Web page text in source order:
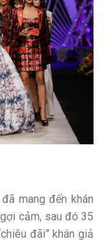
mang đến khán
cảm, sau đó 35
đãi” khán giả